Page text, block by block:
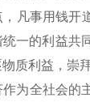
凡事用钱开
统一的利益共
质利益，崇
为全社会的